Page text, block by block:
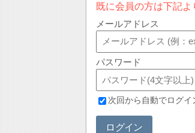
既に会員の方は下記よ
メールアドレス
パスワード
次回から自動でログイ
ログイン